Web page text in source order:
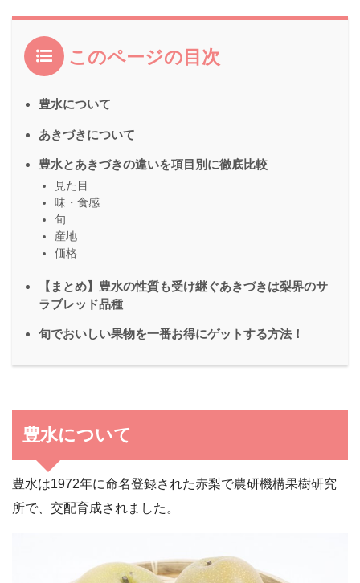
このページの目次
豊水について
あきづきについて
豊水とあきづきの違いを項目別に徹底比較
見た目
味・食感
旬
産地
価格
【まとめ】豊水の性質も受け継ぐあきづきは梨界のサ
ラブレッド品種
旬でおいしい果物を一番お得にゲットする方法！
豊水について
豊水は1972年に命名登録された赤梨で農研機構果樹研究
所で、交配育成されました。